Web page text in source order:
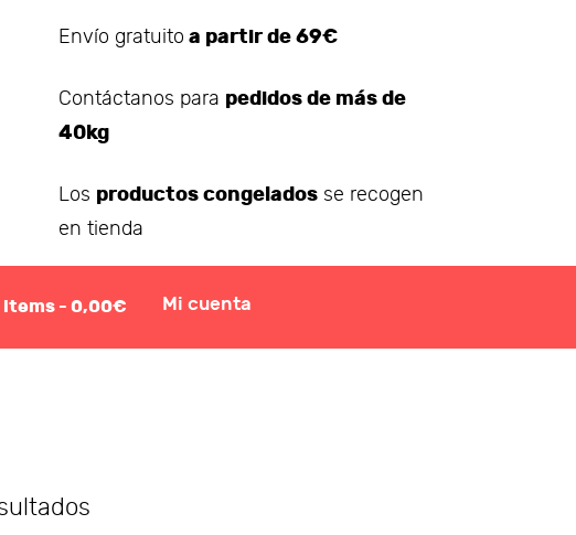
Envío gratuito a partir de 69€
Contáctanos para pedidos de más de
40kg
Los productos congeladosse recogen
en tienda
items - 0,00€ Mi cuenta